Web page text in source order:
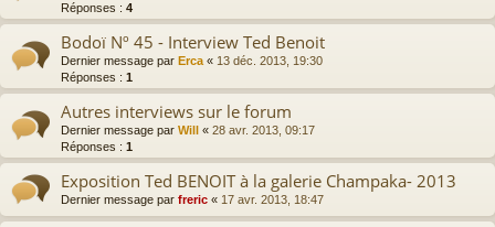
Réponses : 4
Bodoï Nº 45 - Interview Ted Benoit
Dernier message par Erca « 13 déc. 2013, 19:30
Réponses : 1
Autres interviews sur le forum
Dernier message par Will « 28 avr. 2013, 09:17
Réponses : 1
Exposition Ted BENOIT à la galerie Champaka- 2013
Dernier message par freric « 17 avr. 2013, 18:47